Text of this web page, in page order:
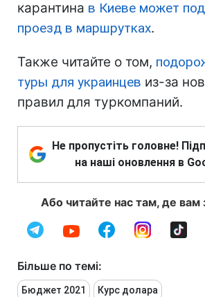
карантина в Киеве может
проезд в маршрутках.
Также читайте о том,
туры для украинцев из-за
правил для туркомпаний.
Не пропустіть головне!
на наші оновлення в
Або читайте нас там, де вам
Більше по темі:
Бюджет 2021 Курс долара